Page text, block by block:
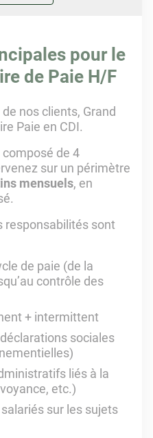
pour le
de Paie H/F
nos clients, Grand
Paie en CDI.
de 4
sur un périmètre
mensuels, en
responsabilités sont
de paie (de la
contrôle des
+ intermittent
sociales
liés à la
etc.)
sur les sujets